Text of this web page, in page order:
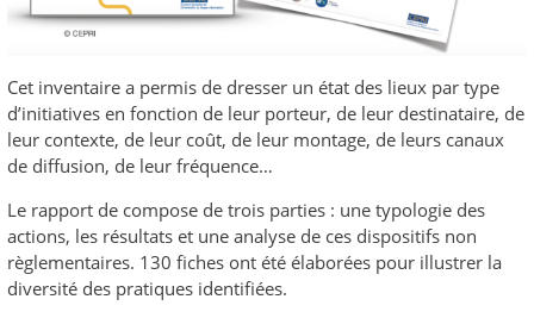
Cet inventaire a permis de dresser un état des lieux par type
d’initiatives en fonction de leur porteur, de leur destinataire, de
leur contexte, de leur coût, de leur montage, de leurs canaux
de diffusion, de leur fréquence…
Le rapport de compose de trois parties : une typologie des
actions, les résultats et une analyse de ces dispositifs non
règlementaires. 130 fiches ont été élaborées pour illustrer la
diversité des pratiques identifiées.